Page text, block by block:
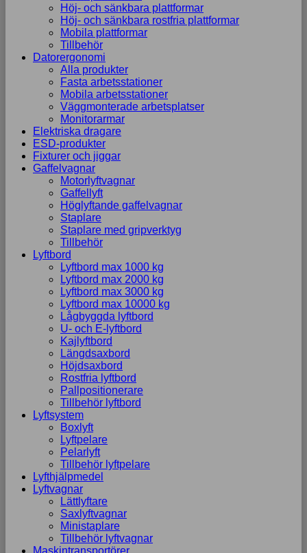
Höj- och sänkbara plattformar
Höj- och sänkbara rostfria plattformar
Mobila plattformar
Tillbehör
Datorergonomi
Alla produkter
Fasta arbetsstationer
Mobila arbetsstationer
Väggmonterade arbetsplatser
Monitorarmar
Elektriska dragare
ESD-produkter
Fixturer och jiggar
Gaffelvagnar
Motorlyftvagnar
Gaffellyft
Höglyftande gaffelvagnar
Staplare
Staplare med gripverktyg
Tillbehör
Lyftbord
Lyftbord max 1000 kg
Lyftbord max 2000 kg
Lyftbord max 3000 kg
Lyftbord max 10000 kg
Lågbyggda lyftbord
U- och E-lyftbord
Kajlyftbord
Längdsaxbord
Höjdsaxbord
Rostfria lyftbord
Pallpositionerare
Tillbehör lyftbord
Lyftsystem
Boxlyft
Lyftpelare
Pelarlyft
Tillbehör lyftpelare
Lyfthjälpmedel
Lyftvagnar
Lättlyftare
Saxlyftvagnar
Ministaplare
Tillbehör lyftvagnar
Maskintransportörer